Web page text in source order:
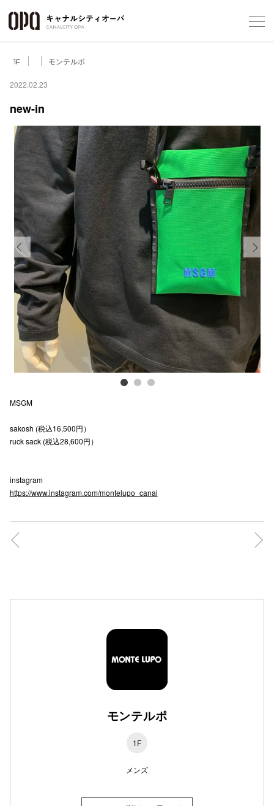
1F モンテルポ
2022.02.23
new-in
Previous
MSGM
sakosh (税込16,500円）
ruck sack (税込28,600円）
instagram
https://www.instagram.com/montelupo_canal
モンテルポ
1F
メンズ
ショッ
レスト
施設案内
アクセ
スタッ
電話で
公式SNS
秋田